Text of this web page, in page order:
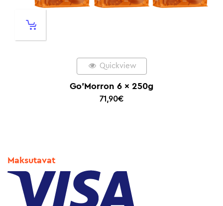
Quickview
Go’Morron 6 x 250g
71,90€
Maksutavat